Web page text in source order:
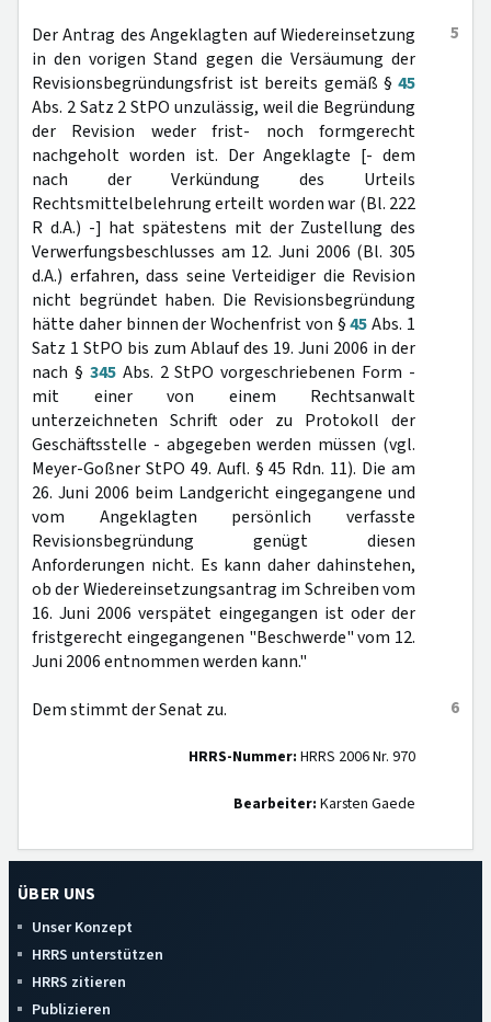
5
Der Antrag des Angeklagten auf Wiedereinsetzung
in den vorigen Stand gegen die Versäumung der
Revisionsbegründungsfrist ist bereits gemäß § 45
Abs. 2 Satz 2 StPO unzulässig, weil die Begründung
der Revision weder frist- noch formgerecht
nachgeholt worden ist. Der Angeklagte [- dem
nach der Verkündung des Urteils
Rechtsmittelbelehrung erteilt worden war (Bl. 222
R d.A.) -] hat spätestens mit der Zustellung des
Verwerfungsbeschlusses am 12. Juni 2006 (Bl. 305
d.A.) erfahren, dass seine Verteidiger die Revision
nicht begründet haben. Die Revisionsbegründung
hätte daher binnen der Wochenfrist von §45Abs. 1
Satz 1 StPO bis zum Ablauf des 19. Juni 2006 in der
nach § 345Abs. 2 StPO vorgeschriebenen Form -
mit einer von einem Rechtsanwalt
unterzeichneten Schrift oder zu Protokoll der
Geschäftsstelle - abgegeben werden müssen (vgl.
Meyer-Goßner StPO 49. Aufl. § 45 Rdn. 11). Die am
26. Juni 2006 beim Landgericht eingegangene und
vom Angeklagten persönlich verfasste
Revisionsbegründung genügt diesen
Anforderungen nicht. Es kann daher dahinstehen,
ob der Wiedereinsetzungsantrag im Schreiben vom
16. Juni 2006 verspätet eingegangen ist oder der
fristgerecht eingegangenen "Beschwerde" vom 12.
Juni 2006 entnommen werden kann."
6
Dem stimmt der Senat zu.
HRRS-Nummer: HRRS 2006 Nr. 970
Bearbeiter: Karsten Gaede
ÜBER UNS
Unser Konzept
HRRS unterstützen
HRRS zitieren
Publizieren